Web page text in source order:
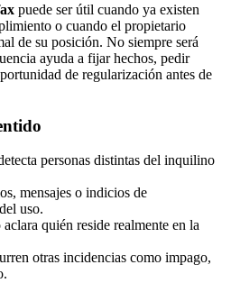
puede ser útil cuando ya existen
o cuando el propietario
de su posición. No siempre será
ayuda a fijar hechos, pedir
de regularización antes de
personas distintas del inquilino
mensajes o indicios de
uso.
quién reside realmente en la
otras incidencias como impago,